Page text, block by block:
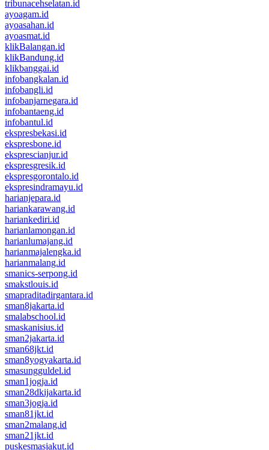
tribunacehselatan.id
ayoagam.id
ayoasahan.id
ayoasmat.id
klikBalangan.id
klikBandung.id
klikbanggai.id
infobangkalan.id
infobangli.id
infobanjarnegara.id
infobantaeng.id
infobantul.id
ekspresbekasi.id
ekspresbone.id
eksprescianjur.id
ekspresgresik.id
ekspresgorontalo.id
ekspresindramayu.id
harianjepara.id
hariankarawang.id
hariankediri.id
harianlamongan.id
harianlumajang.id
harianmajalengka.id
harianmalang.id
smanics-serpong.id
smakstlouis.id
smapraditadirgantara.id
sman8jakarta.id
smalabschool.id
smaskanisius.id
sman2jakarta.id
sman68jkt.id
sman8yogyakarta.id
smasungguldel.id
sman1jogja.id
sman28dkijakarta.id
sman3jogja.id
sman81jkt.id
sman2malang.id
sman21jkt.id
puskesmasjakut.id